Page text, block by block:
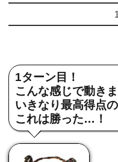
1ターン目！
こんな感じで動きま
いきなり最高得点
これは勝った…！